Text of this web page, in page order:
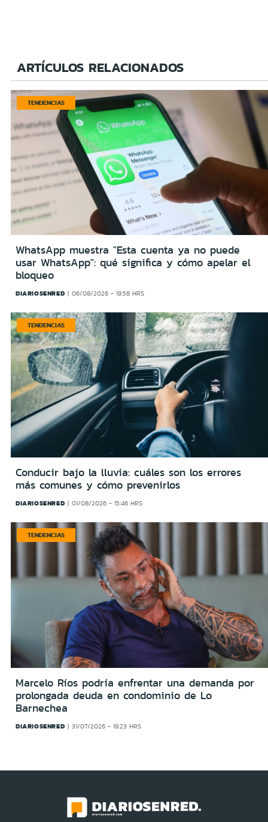
ARTÍCULOS RELACIONADOS
TENDENCIAS
WhatsApp muestra "Esta cuenta ya no puede
usar WhatsApp": qué significa y cómo apelar el
bloqueo
DIARIOSENRED 06/08/2026 - 19:58 HRS
TENDENCIAS
Conducir bajo la lluvia: cuáles son los errores
más comunes y cómo prevenirlos
DIARIOSENRED 01/08/2026 - 15:46 HRS
TENDENCIAS
Marcelo Ríos podría enfrentar una demanda por
prolongada deuda en condominio de Lo
Barnechea
DIARIOSENRED 31/07/2026 - 19:23 HRS